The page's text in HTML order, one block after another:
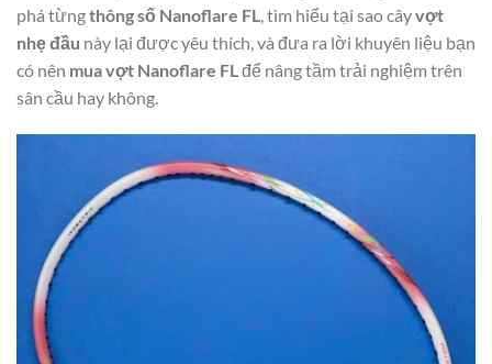
phá từngthông số Nanoflare FL, tìm hiểu tại sao câyvợt
nhẹ đầu này lại được yêu thích, và đưa ra lời khuyên liệu bạn
có nên mua vợt Nanoflare FLđể nâng tầm trải nghiệm trên
sân cầu hay không.